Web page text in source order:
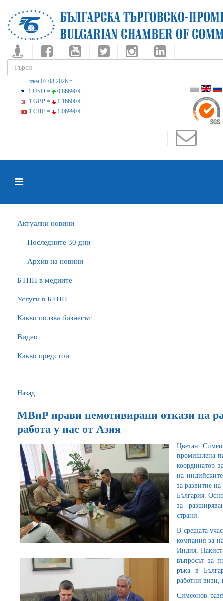
към 07.08.2026 г.
1 USD =
0.86690 €
1 GBP =
1.16600 €
1 CHF =
1.06990 €
Актуални новини
Последните 30 дни
Архив на новини
БTПП в медиите
Услуги в БТПП
Какво ползва бизнесът
Видео
Какво предстои
Назад
МВнР прави немотивирани откази на
работа у нас от Азия
Цветан
промишлена
координатор
на
за развитие
България.
за
страни.
В срещата
компания за
Индия,
въпросът за
ръка в
работни визи,
Симеонов